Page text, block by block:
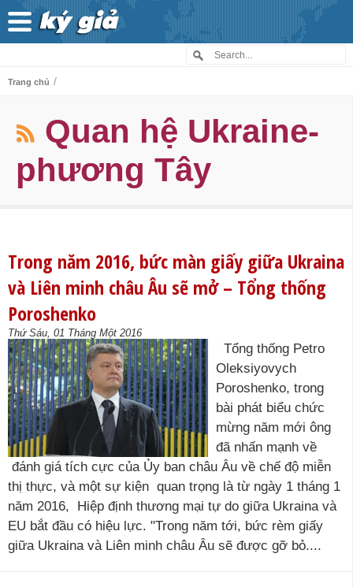
Trang chủ /
Quan hệ Ukraine-
phương Tây
Trong năm 2016, bức màn giấy giữa Ukraina
và Liên minh châu Âu sẽ mở – Tổng thống
Poroshenko
Thứ Sáu, 01 Tháng Một 2016
Tổng thống Petro
Oleksiyovych
Poroshenko, trong
bài phát biểu chức
mừng năm mới ông
đã nhấn mạnh về
đánh giá tích cực của Ủy ban châu Âu về chế độ miễn
thị thực, và một sự kiện quan trọng là từ ngày 1 tháng 1
năm 2016, Hiệp định thương mại tự do giữa Ukraina và
EU bắt đầu có hiệu lực. "Trong năm tới, bức rèm giấy
giữa Ukraina và Liên minh châu Âu sẽ được gỡ bỏ....